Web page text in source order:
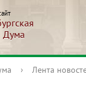
Дума
› Лента